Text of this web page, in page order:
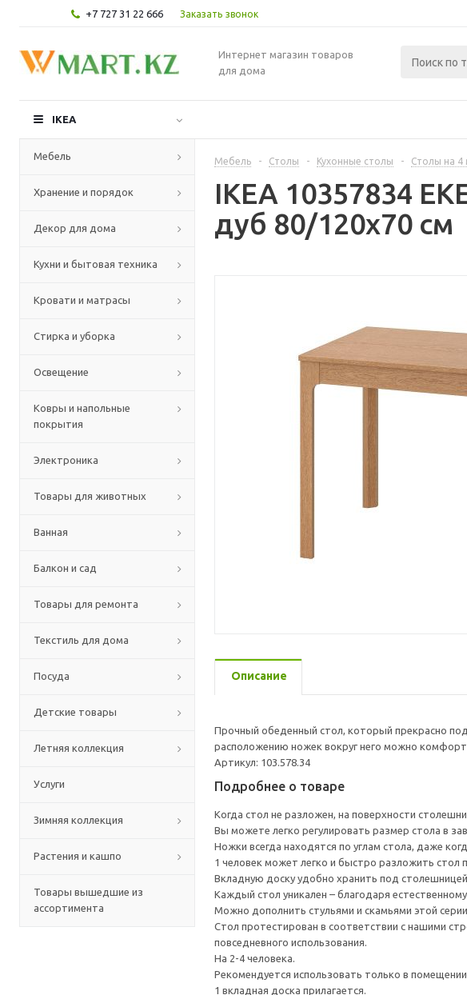
+7 727 31 22 666 Заказать звонок
Интернет магазин товаров
для дома
IKEA
Мебель
Хранение и порядок
Декор для дома
Кухни и бытовая техника
Кровати и матрасы
Стирка и уборка
Освещение
Ковры и напольные
покрытия
Электроника
Товары для животных
Ванная
Балкон и сад
Товары для ремонта
Текстиль для дома
Посуда
Детские товары
Летняя коллекция
Услуги
Зимняя коллекция
Растения и кашпо
Товары вышедшие из
ассортимента
Мебель - Столы - Кухонные столы - Столы на 4
IKEA 10357834
дуб 80/120x70 см
Описание
Прочный обеденный стол, который прекрасно
расположению ножек вокруг него можно
Артикул: 103.578.34
Подробнее о товаре
Когда стол не разложен, на поверхности
Вы можете легко регулировать размер стола в
Ножки всегда находятся по углам стола, даже
1 человек может легко и быстро разложить стол
Вкладную доску удобно хранить под
Каждый стол уникален – благодаря
Можно дополнить стульями и скамьями этой
Стол протестирован в соответствии с нашими
повседневного использования.
На 2-4 человека.
Рекомендуется использовать только в
1 вкладная доска прилагается.